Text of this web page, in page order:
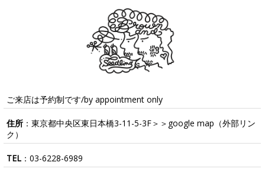
ご来店は予約制です/by appointment only
住所：東京都中央区東日本橋3-11-5-3F＞＞ google map （外部リン
ク）
TEL： 03-6228-6989